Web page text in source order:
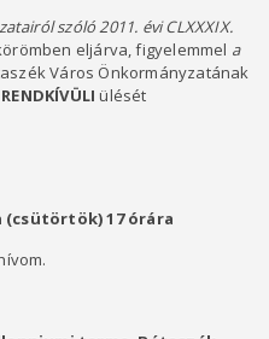
szóló 2011. évi CLXXXIX.
eljárva, figyelemmel a
Város Önkormányzatának
RENDKÍVÜLI ülését
(csütörtök)17 órára